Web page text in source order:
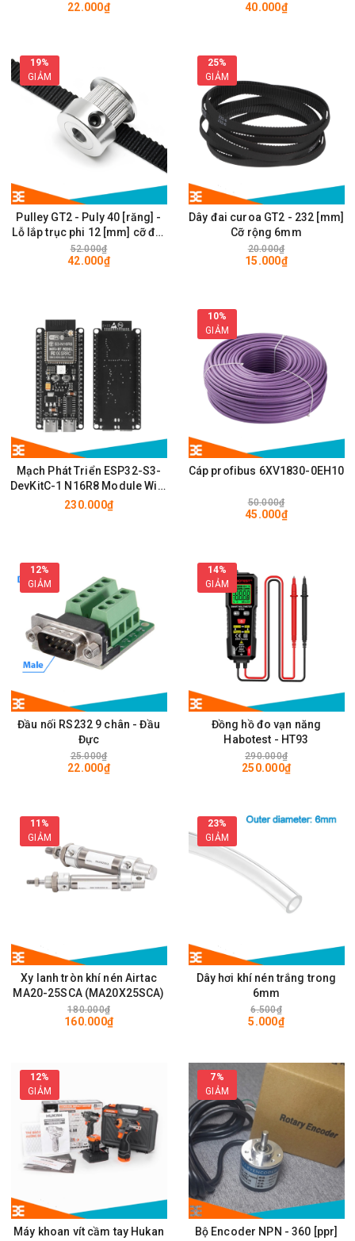
22.000₫ 28 x 28mm
40.000₫
19%
GIẢM
Pulley GT2 - Puly 40 [răng] -
Lỗ lắp trục phi 12 [mm] cỡ đai
rộng 6mm
52.000₫
42.000₫
25%
GIẢM
Dây đai curoa GT2 - 232 [mm]
Cỡ rộng 6mm
20.000₫
15.000₫
Mạch Phát Triển ESP32-S3-
DevKitC-1 N16R8 Module Wifi,
BLE có chân cắm ăng ten
230.000₫
10%
GIẢM
Cáp profibus 6XV1830-0EH10
50.000₫
45.000₫
12%
GIẢM
Đầu nối RS232 9 chân - Đầu
Đực
25.000₫
22.000₫
14%
GIẢM
Đồng hồ đo vạn năng
Habotest - HT93
290.000₫
250.000₫
11%
GIẢM
Xy lanh tròn khí nén Airtac
MA20-25SCA (MA20X25SCA)
180.000₫
160.000₫
23%
GIẢM
Dây hơi khí nén trắng trong
6mm
6.500₫
5.000₫
12%
GIẢM
Máy khoan vít cầm tay Hukan
7%
GIẢM
Bộ Encoder NPN - 360 [ppr]